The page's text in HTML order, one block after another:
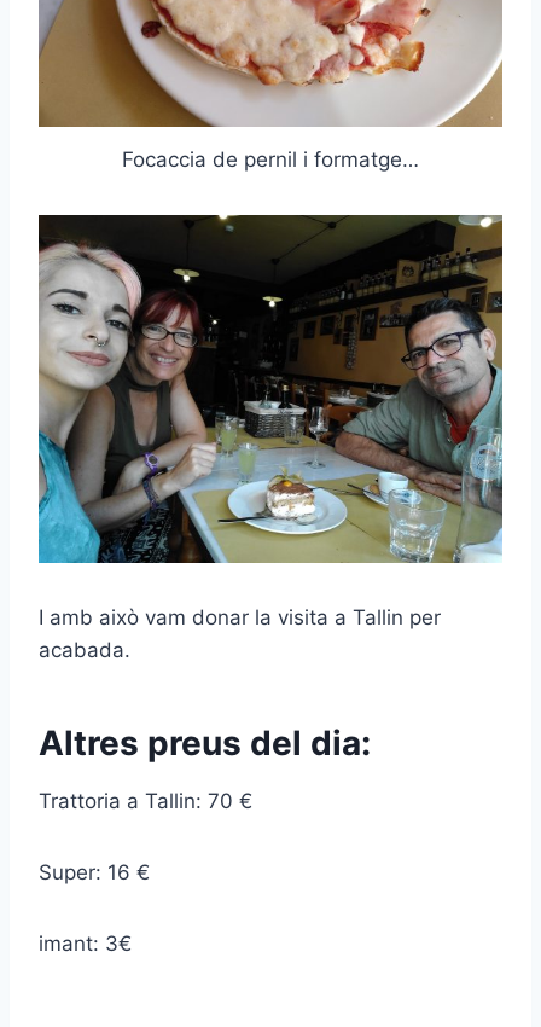
Focaccia de pernil i formatge…
I amb això vam donar la visita a Tallin per
acabada.
Altres preus del dia:
Trattoria a Tallin: 70 €
Super: 16 €
imant: 3€